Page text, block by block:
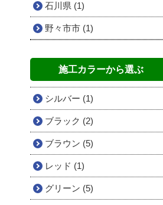
石川県 (1)
野々市市 (1)
施工カラーから選ぶ
シルバー (1)
ブラック (2)
ブラウン (5)
レッド (1)
グリーン (5)